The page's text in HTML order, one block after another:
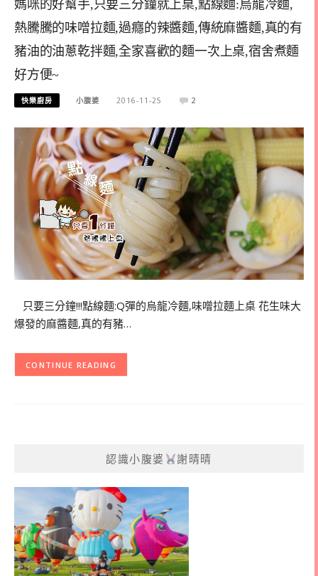
媽咪的好幫手,只要三分鐘就上桌,點線麵:烏龍冷麵,
熱騰騰的味噌拉麵,過癮的辣醬麵,傳統麻醬麵,真的有
豬油的油蔥乾拌麵,全家喜歡的麵一次上桌,宿舍煮麵
好方便~
快樂廚房 小腹婆 2016-11-25 2
只要三分鐘!!!點線麵:Q彈的烏龍冷麵,味噌拉麵上桌 花生味大
爆發的麻醬麵,真的有豬…
CONTINUE READING
認識小腹婆 謝晴晴